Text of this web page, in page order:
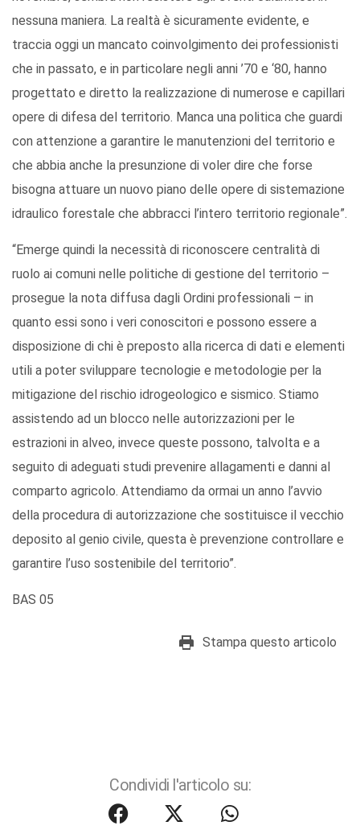
nessuna maniera. La realtà è sicuramente evidente, e
traccia oggi un mancato coinvolgimento dei professionisti
che in passato, e in particolare negli anni ’70 e ‘80, hanno
progettato e diretto la realizzazione di numerose e capillari
opere di difesa del territorio. Manca una politica che guardi
con attenzione a garantire le manutenzioni del territorio e
che abbia anche la presunzione di voler dire che forse
bisogna attuare un nuovo piano delle opere di sistemazione
idraulico forestale che abbracci l’intero territorio regionale”.
“Emerge quindi la necessità di riconoscere centralità di
ruolo ai comuni nelle politiche di gestione del territorio –
prosegue la nota diffusa dagli Ordini professionali – in
quanto essi sono i veri conoscitori e possono essere a
disposizione di chi è preposto alla ricerca di dati e elementi
utili a poter sviluppare tecnologie e metodologie per la
mitigazione del rischio idrogeologico e sismico. Stiamo
assistendo ad un blocco nelle autorizzazioni per le
estrazioni in alveo, invece queste possono, talvolta e a
seguito di adeguati studi prevenire allagamenti e danni al
comparto agricolo. Attendiamo da ormai un anno l’avvio
della procedura di autorizzazione che sostituisce il vecchio
deposito al genio civile, questa è prevenzione controllare e
garantire l’uso sostenibile del territorio”.
BAS 05
Stampa questo articolo
Condividi l'articolo su: